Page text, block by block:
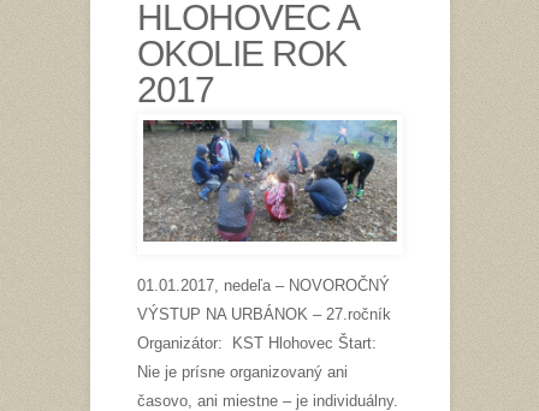
HLOHOVEC A
OKOLIE ROK
2017
01.01.2017, nedeľa – NOVOROČNÝ
VÝSTUP NA URBÁNOK – 27.ročník
Organizátor: KST Hlohovec Štart:
Nie je prísne organizovaný ani
časovo, ani miestne – je individuálny.